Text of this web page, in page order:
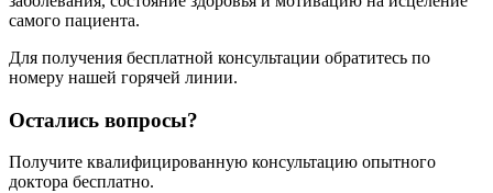
самого пациента.
Для получения бесплатной консультации обратитесь по
номеру нашей горячей линии.
Остались вопросы?
Получите квалифицированную консультацию опытного
доктора бесплатно.